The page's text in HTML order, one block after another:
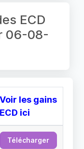
ECD
06-08-
Voir les gains
ECD ici
Télécharger